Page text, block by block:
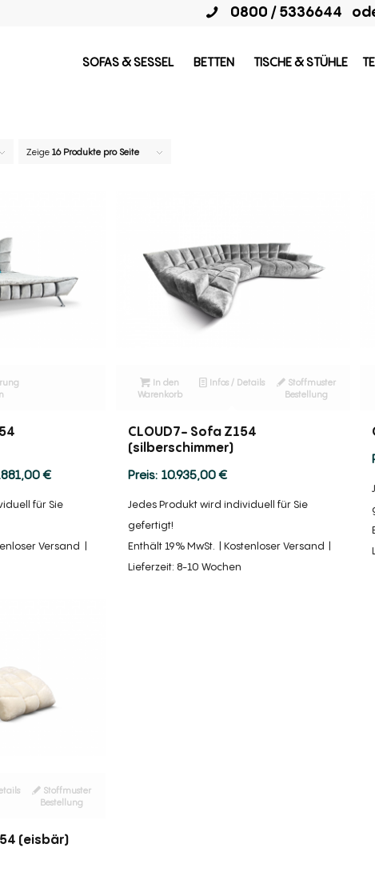
0800 / 5336644
SOFAS & SESSEL BETTEN TISCHE & STÜHLE
Zeige 16 Produkte pro Seite
€Preisspanne:
bis
für Sie
Versand
In den
Warenkorb
Infos / Details
Stoffmuster
Bestellung
CLOUD7- Sofa Z154
(silberschimmer)
10.935,00€
Jedes Produkt wird individuell für Sie
gefertigt!
Enthält 19% MwSt.
Kostenloser Versand
Lieferzeit: 8-10 Wochen
Stoffmuster
Bestellung
(eisbär)